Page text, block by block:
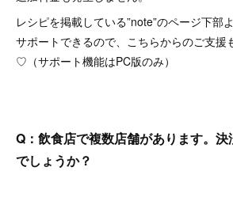
レシピを掲載している”note”のページ下部
サポートできるので、こちらからのご支援
♡（サポート機能はPC版のみ）
Q：飲食店で複数店舗があります。決
でしょうか？